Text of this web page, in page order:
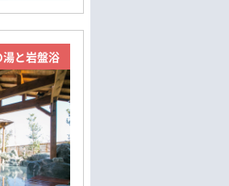
と岩盤浴